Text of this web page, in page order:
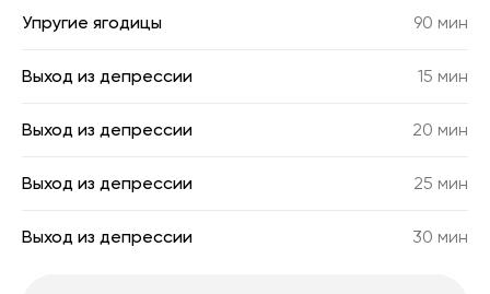
Упругие ягодицы 90 мин
Выход из депрессии 15 мин
Выход из депрессии 20 мин
Выход из депрессии 25 мин
Выход из депрессии 30 мин